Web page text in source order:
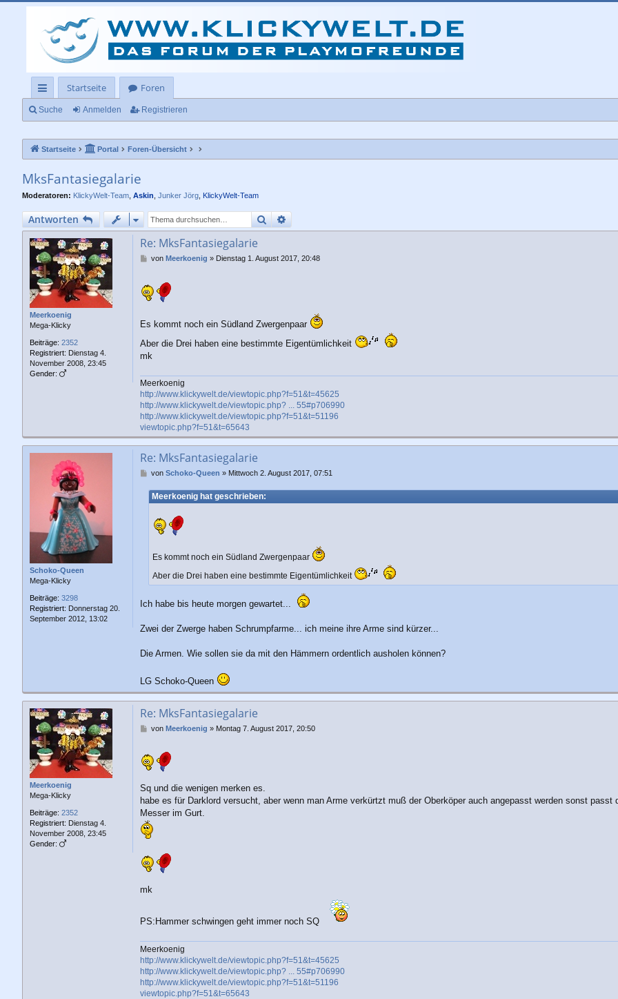
ch
llz
rif
f
Startseite
Foren
Suche Anmelden Registrieren
Startseite Portal Foren-Übersicht
MksFantasiegalarie
Moderatoren: KlickyWelt-Team Askin Junker Jörg KlickyWelt-Team
Antworten SucheErweiterte Suche
Meerkoenig
Mega-Klicky
Beiträge: 2352
Registriert: Dienstag 4.
November 2008, 23:45
Gender:
Re: MksFantasiegalarie
B
t
r
von Meerkoenig » Dienstag 1. August 2017, 20:48
Es kommt noch ein Südland Zwergenpaar
Aber die Drei haben eine bestimmte Eigentümlichkeit
mk
Meerkoenig
http://www.klickywelt.de/viewtopic.php?f=51&t=45625
http://www.klickywelt.de/viewtopic.php? ... 55#p706990
http://www.klickywelt.de/viewtopic.php?f=51&t=51196
viewtopic.php?f=51&t=65643
Schoko-Queen
Mega-Klicky
Beiträge: 3298
Registriert: Donnerstag 20.
September 2012, 13:02
Re: MksFantasiegalarie
B
i
t
von Schoko-Queen » Mittwoch 2. August 2017, 07:51
Meerkoenig hat geschrieben:
Es kommt noch ein Südland Zwergenpaar
Aber die Drei haben eine bestimmte Eigentümlichkeit
Ich habe bis heute morgen gewartet...
Zwei der Zwerge haben Schrumpfarme... ich meine ihre Arme sind kürzer...
Die Armen. Wie sollen sie da mit den Hämmern ordentlich ausholen können?
LG Schoko-Queen
Meerkoenig
Mega-Klicky
Beiträge: 2352
Registriert: Dienstag 4.
November 2008, 23:45
Gender:
Re: MksFantasiegalarie
B
t
r
g
von Meerkoenig » Montag 7. August 2017, 20:50
Sq und die wenigen merken es.
habe es für Darklord versucht, aber wenn man Arme verkürtzt muß der Oberköper auch angepasst werden sonst
Messer im Gurt.
mk
PS:Hammer schwingen geht immer noch SQ
Meerkoenig
http://www.klickywelt.de/viewtopic.php?f=51&t=45625
http://www.klickywelt.de/viewtopic.php? ... 55#p706990
http://www.klickywelt.de/viewtopic.php?f=51&t=51196
viewtopic.php?f=51&t=65643